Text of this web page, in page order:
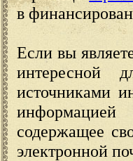
в
Если вы
интересной
источниками
содержащее
электронной